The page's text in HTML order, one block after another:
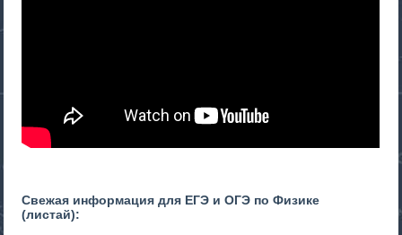
Свежая информация для ЕГЭ и ОГЭ по Физике
(листай):